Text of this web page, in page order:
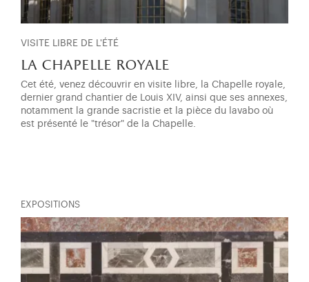
VISITE LIBRE DE L'ÉTÉ
la chapelle royale
Cet été, venez découvrir en visite libre, la Chapelle royale,
dernier grand chantier de Louis XIV, ainsi que ses annexes,
notamment la grande sacristie et la pièce du lavabo où
est présenté le "trésor" de la Chapelle.
EXPOSITIONS